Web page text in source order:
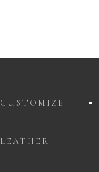
CUSTOMIZE
LEATHER